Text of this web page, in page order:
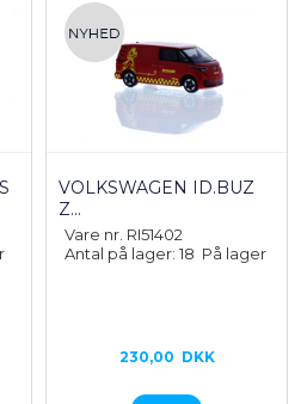
VOLKSWAGEN ID.BUZ
Z...
Vare nr. RI51402
Antal på lager: 18 På lager
230,00 DKK